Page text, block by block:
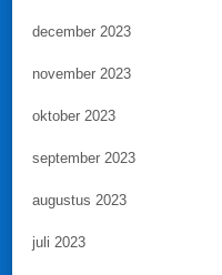
december 2023
november 2023
oktober 2023
september 2023
augustus 2023
juli 2023